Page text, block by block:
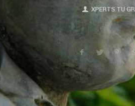
XPERTS TU